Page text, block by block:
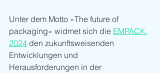
Unter dem Motto «The future of
packaging» widmet sich die EMPACK
2024 den zukunftsweisenden
Entwicklungen und
Herausforderungen in der